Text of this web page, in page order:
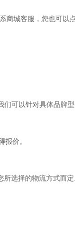
商城客服，您也可以
可以针对具体品牌型
报价。
选择的物流方式而定